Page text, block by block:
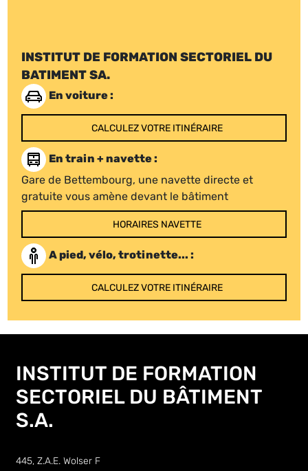
INSTITUT DE FORMATION SECTORIEL DU
BATIMENT SA.
En voiture :
CALCULEZ VOTRE ITINÉRAIRE
En train + navette :
Gare de Bettembourg, une navette directe et
gratuite vous amène devant le bâtiment
HORAIRES NAVETTE
A pied, vélo, trotinette... :
CALCULEZ VOTRE ITINÉRAIRE
INSTITUT DE FORMATION
SECTORIEL DU BÂTIMENT
S.A.
445, Z.A.E. Wolser F